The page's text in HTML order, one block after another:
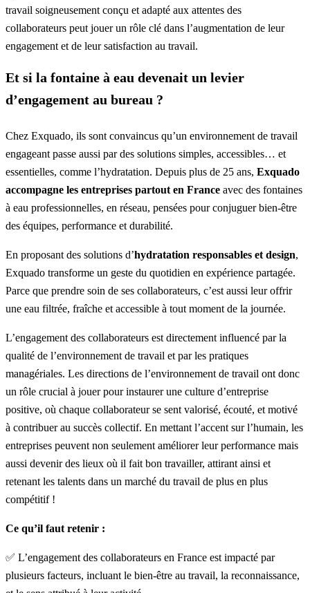
travail soigneusement conçu et adapté aux attentes des
collaborateurs peut jouer un rôle clé dans l’augmentation de leur
engagement et de leur satisfaction au travail.
Et si la fontaine à eau devenait un levier
d’engagement au bureau ?
Chez Exquado, ils sont convaincus qu’un environnement de travail
engageant passe aussi par des solutions simples, accessibles… et
essentielles, comme l’hydratation. Depuis plus de 25 ans, Exquado
accompagne les entreprises partout en France avec des fontaines
à eau professionnelles, en réseau, pensées pour conjuguer bien-être
des équipes, performance et durabilité.
En proposant des solutions d’hydratation responsables et design,
Exquado transforme un geste du quotidien en expérience partagée.
Parce que prendre soin de ses collaborateurs, c’est aussi leur offrir
une eau filtrée, fraîche et accessible à tout moment de la journée.
L’engagement des collaborateurs est directement influencé par la
qualité de l’environnement de travail et par les pratiques
managériales. Les directions de l’environnement de travail ont donc
un rôle crucial à jouer pour instaurer une culture d’entreprise
positive, où chaque collaborateur se sent valorisé, écouté, et motivé
à contribuer au succès collectif. En mettant l’accent sur l’humain, les
entreprises peuvent non seulement améliorer leur performance mais
aussi devenir des lieux où il fait bon travailler, attirant ainsi et
retenant les talents dans un marché du travail de plus en plus
compétitif !
Ce qu’il faut retenir :
✅ L’engagement des collaborateurs en France est impacté par
plusieurs facteurs, incluant le bien-être au travail, la reconnaissance,